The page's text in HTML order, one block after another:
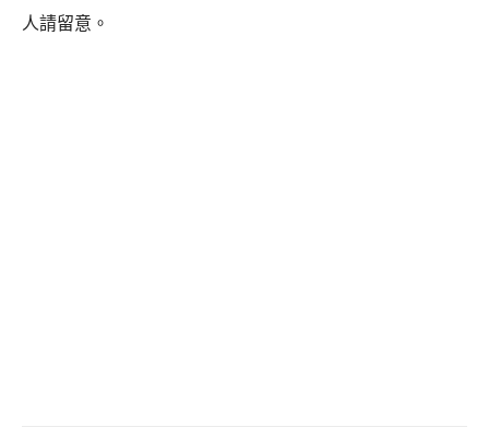
人請留意。